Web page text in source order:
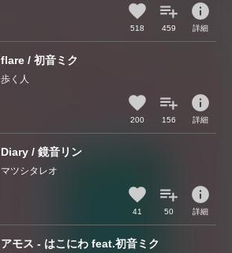
518 459
info
詳細
flare / 初音ミク
歩く人
200 156
info
詳細
Diary / 鏡音リン
マツシタレオ
41 50
info
詳細
アモス - はこにわ feat.初音ミク